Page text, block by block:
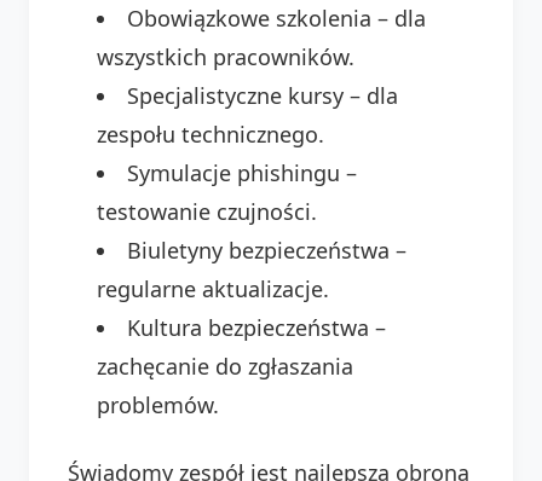
Obowiązkowe szkolenia – dla
wszystkich pracowników.
Specjalistyczne kursy – dla
zespołu technicznego.
Symulacje phishingu –
testowanie czujności.
Biuletyny bezpieczeństwa –
regularne aktualizacje.
Kultura bezpieczeństwa –
zachęcanie do zgłaszania
problemów.
Świadomy zespół jest najlepszą obroną